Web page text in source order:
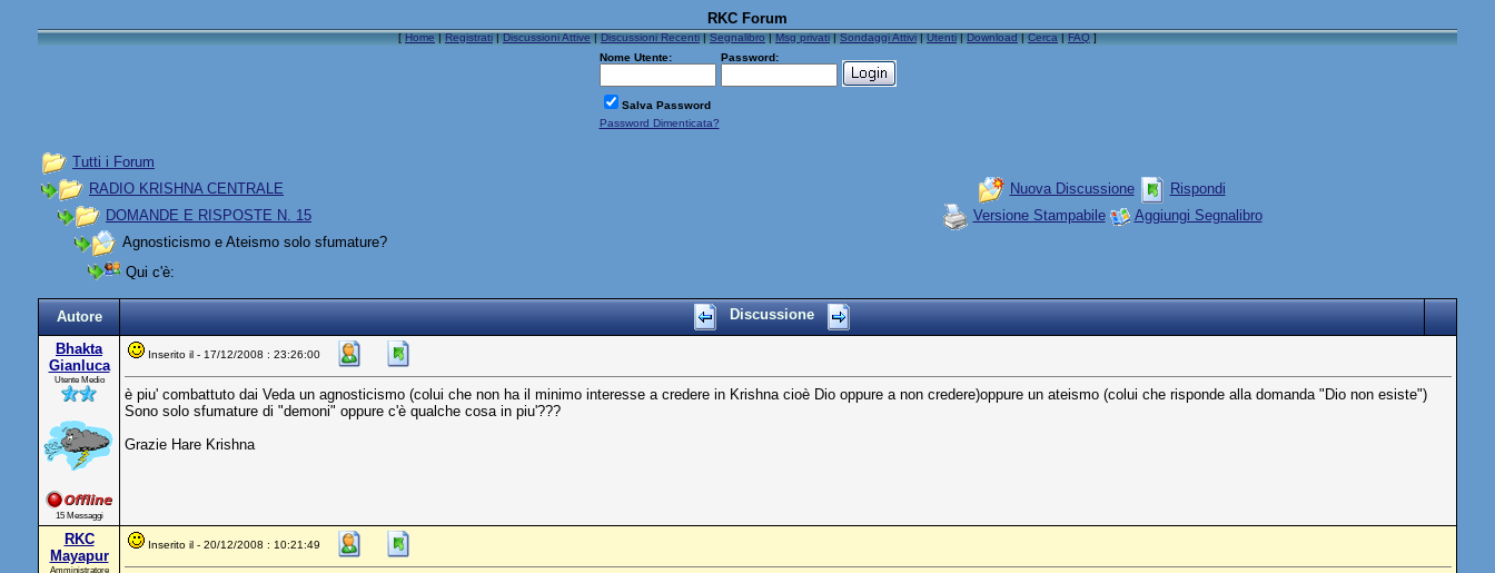
RKC Forum
[Home|Registrati|Discussioni Attive|Discussioni Recenti|Segnalibro|Msg privati|Sondaggi Attivi|Utenti|Download|Cerca|FAQ]
Nome Utente:
Password:
Salva Password
Password Dimenticata?
Tutti i Forum
RADIO KRISHNA CENTRALE
DOMANDE E RISPOSTE N. 15
Agnosticismo e Ateismo solo sfumature?
Nuova Discussione
Rispondi
Versione Stampabile
Aggiungi Segnalibro
Qui c'è:
Autore Discussione
Bhakta
Gianluca
Utente Medio
15 Messaggi
Inserito il - 17/12/2008 : 23:26:00
è piu' combattuto dai Veda un agnosticismo (colui che non ha il minimo interesse a credere in Krishna cioè Dio oppure a non credere)oppure un ateismo (colui che risponde alla domanda "Dio non esiste")
Sono solo sfumature di "demoni" oppure c'è qualche cosa in piu'???
Grazie Hare Krishna
RKC
Mayapur
Amministratore
Inserito il - 20/12/2008 : 10:21:49